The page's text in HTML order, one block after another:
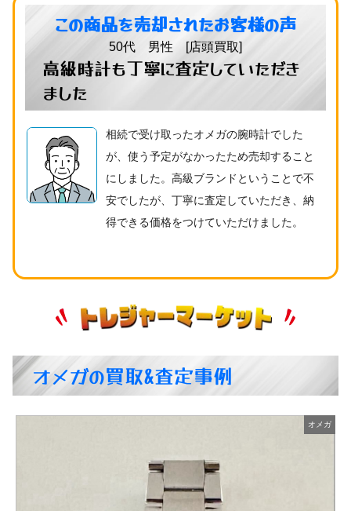
この商品を売却されたお客様の声
50代 男性 [店頭買取]
高級時計も丁寧に査定していただき
ました
相続で受け取ったオメガの腕時計でした
が、使う予定がなかったため売却すること
にしました。高級ブランドということで不
安でしたが、丁寧に査定していただき、納
得できる価格をつけていただけました。
オメガの買取&査定事例
オメガ